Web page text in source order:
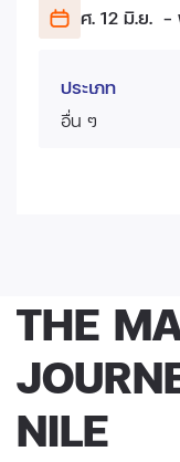
ศ. 12 มิ.ย. -
ประเภท
อื่น ๆ
THE
NILE